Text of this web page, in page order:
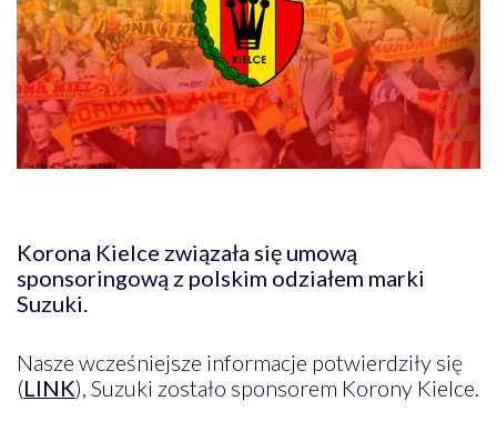
Korona Kielce związała się umową
sponsoringową z polskim odziałem marki
Suzuki.
Nasze wcześniejsze informacje potwierdziły się
(LINK), Suzuki zostało sponsorem Korony Kielce.